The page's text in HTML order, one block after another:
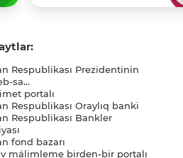
Respublikası Prezidentinin
sa...
portalı
Respublikası Oraylıq banki
Respublikası Bankler
fond bazarı
málimleme birden-bir portalı